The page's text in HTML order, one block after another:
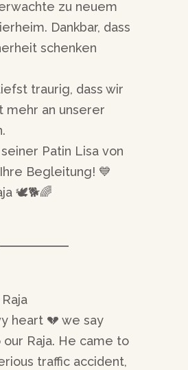
zu neuem
Dankbar, dass
schenken
traurig, dass wir
mehr an unserer
Patin Lisa von
Begleitung! 💙
🕊️🐕🌈
heart 💔 we say
Raja. He came to
traffic accident,